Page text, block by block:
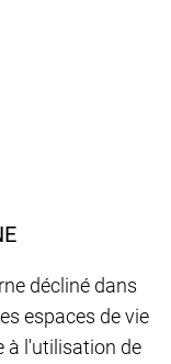
décliné dans
espaces de vie
à l'utilisation de